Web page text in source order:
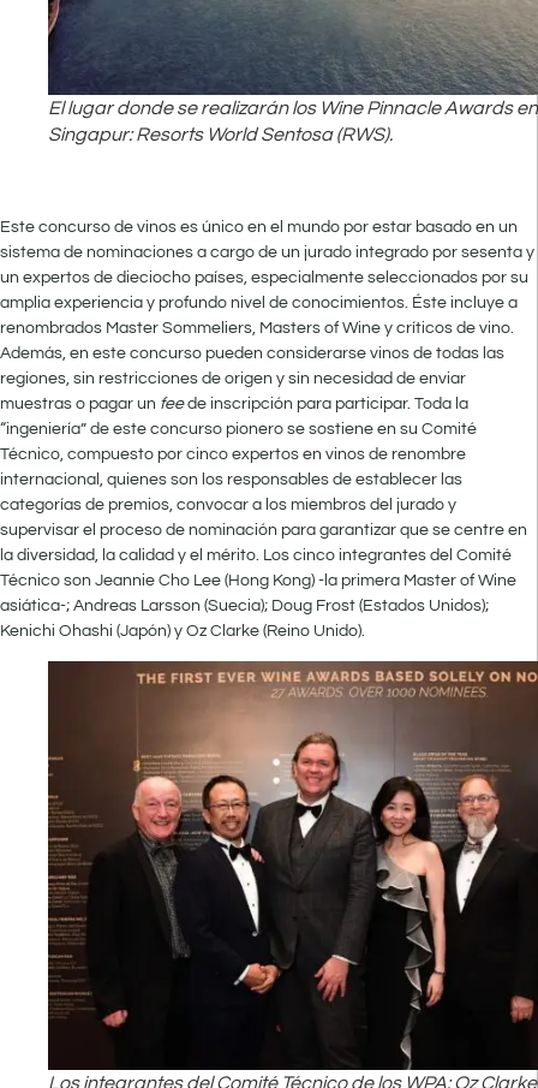
El lugar donde se realizarán los Wine Pinnacle Awards en
Singapur: Resorts World Sentosa (RWS).
Este concurso de vinos es único en el mundo por estar basado en un
sistema de nominaciones a cargo de un jurado integrado por sesenta y
un expertos de dieciocho países, especialmente seleccionados por su
amplia experiencia y profundo nivel de conocimientos. Éste incluye a
renombrados Master Sommeliers, Masters of Wine y críticos de vino.
Además, en este concurso pueden considerarse vinos de todas las
regiones, sin restricciones de origen y sin necesidad de enviar
muestras o pagar un feede inscripción para participar. Toda la
“ingeniería” de este concurso pionero se sostiene en su Comité
Técnico, compuesto por cinco expertos en vinos de renombre
internacional, quienes son los responsables de establecer las
categorías de premios, convocar a los miembros del jurado y
supervisar el proceso de nominación para garantizar que se centre en
la diversidad, la calidad y el mérito. Los cinco integrantes del Comité
Técnico son Jeannie Cho Lee (Hong Kong) -la primera Master of Wine
asiática-; Andreas Larsson (Suecia); Doug Frost (Estados Unidos);
Kenichi Ohashi (Japón) y Oz Clarke (Reino Unido).
Los integrantes del Comité Técnico de los WPA: Oz